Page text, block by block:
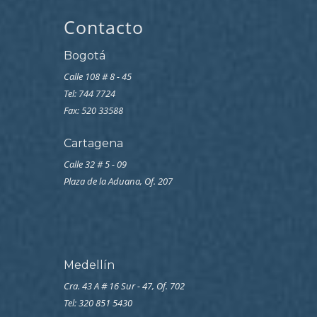
Contacto
Bogotá
Calle 108 # 8 - 45
Tel: 744 7724
Fax: 520 33588
Cartagena
Calle 32 # 5 - 09
Plaza de la Aduana, Of. 207
Medellín
Cra. 43 A # 16 Sur - 47, Of. 702
Tel: 320 851 5430